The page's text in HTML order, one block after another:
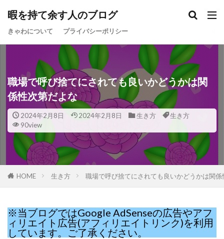
暇を持て余す人のブログ
きゃわについて プライバシーポリシー
職場で呼び捨てにされても良いかどうかは関
係性次第だよな
2024年2月8日 2024年2月8日 生き方
生き方
90view
HOME 生き方 職場で呼び捨てにされても良いかどうかは関
※当ブログではGoogle AdSenseの広告やアフ
ィリエイト広告(アフィリエイトリンク)を利用
しています。ご了承ください。